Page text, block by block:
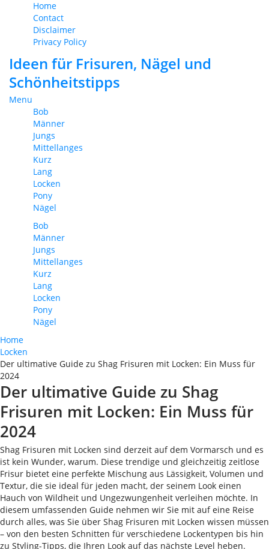
Home
Contact
Disclaimer
Privacy Policy
Ideen für Frisuren, Nägel und
Schönheitstipps
Menu
Bob
Männer
Jungs
Mittellanges
Kurz
Lang
Locken
Pony
Nägel
Bob
Männer
Jungs
Mittellanges
Kurz
Lang
Locken
Pony
Nägel
Home
Locken
Der ultimative Guide zu Shag Frisuren mit Locken: Ein Muss für
2024
Der ultimative Guide zu Shag
Frisuren mit Locken: Ein Muss für
2024
Shag Frisuren mit Locken sind derzeit auf dem Vormarsch und es
ist kein Wunder, warum. Diese trendige und gleichzeitig zeitlose
Frisur bietet eine perfekte Mischung aus Lässigkeit, Volumen und
Textur, die sie ideal für jeden macht, der seinem Look einen
Hauch von Wildheit und Ungezwungenheit verleihen möchte. In
diesem umfassenden Guide nehmen wir Sie mit auf eine Reise
durch alles, was Sie über Shag Frisuren mit Locken wissen müssen
– von den besten Schnitten für verschiedene Lockentypen bis hin
zu Styling-Tipps, die Ihren Look auf das nächste Level heben.